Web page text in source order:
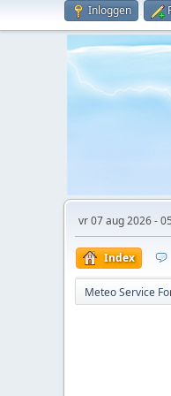
Inloggen
vr 07 aug 2026 -
Index
Meteo Service